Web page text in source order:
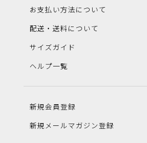
お支払い方法について
配送・送料について
サイズガイド
ヘルプ一覧
新規会員登録
新規メールマガジン登録